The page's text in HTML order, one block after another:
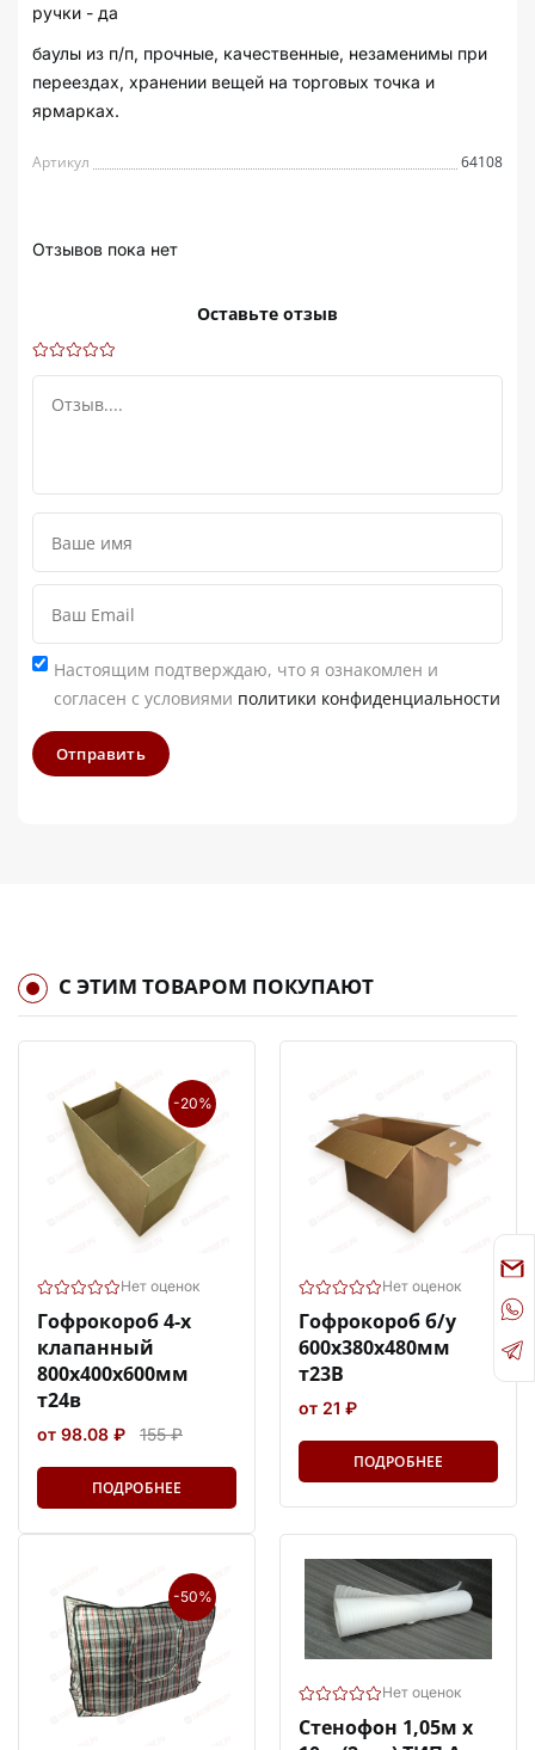
ручки - да
баулы из п/п, прочные, качественные, незаменимы при
переездах, хранении вещей на торговых точка и
ярмарках.
Артикул 64108
Отзывов пока нет
Оставьте отзыв
Настоящим подтверждаю, что я ознакомлен и
согласен с условиями политики конфиденциальности
Отправить
С ЭТИМ ТОВАРОМ ПОКУПАЮТ
-20%
Нет оценок
Гофрокороб 4-х
клапанный
800х400х600мм
т24в
от 98.08 ₽ 155 ₽
ПОДРОБНЕЕ
Нет оценок
Гофрокороб б/у
600х380х480мм
т23В
от 21 ₽
ПОДРОБНЕЕ
-50%
Нет оценок
Стенофон 1,05м х